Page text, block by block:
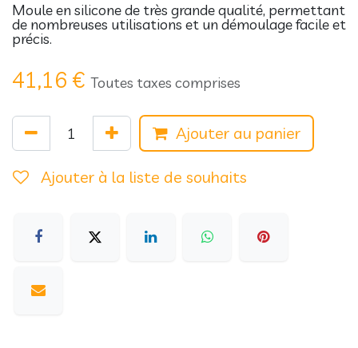
Moule en silicone de très grande qualité, permettant
de nombreuses utilisations et un démoulage facile et
précis.
41,16 € Toutes taxes comprises
Ajouter au panier
Ajouter à la liste de souhaits